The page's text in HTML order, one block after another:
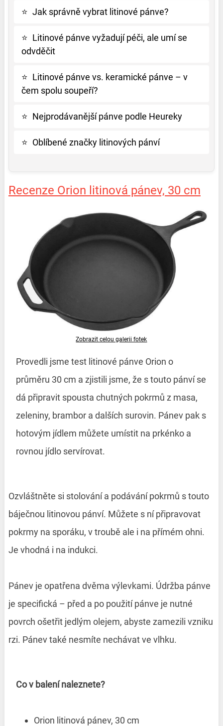
⭐ Jak správně vybrat litinové pánve?
⭐ Litinové pánve vyžadují péči, ale umí se
odvděčit
⭐ Litinové pánve vs. keramické pánve – v
čem spolu soupeří?
⭐ Nejprodávanější pánve podle Heureky
⭐ Oblíbené značky litinových pánví
Recenze Orion litinová pánev, 30 cm
Zobrazit celou galerii fotek
Provedli jsme test litinové pánve Orion o
průměru 30 cm a zjistili jsme, že s touto pánví se
dá připravit spousta chutných pokrmů z masa,
zeleniny, brambor a dalších surovin. Pánev pak s
hotovým jídlem můžete umístit na prkénko a
rovnou jídlo servírovat.
Ozvláštněte si stolování a podávání pokrmů s touto
báječnou litinovou pánví. Můžete s ní připravovat
pokrmy na sporáku, v troubě ale i na přímém ohni.
Je vhodná i na indukci.
Pánev je opatřena dvěma výlevkami. Údržba pánve
je specifická – před a po použití pánve je nutné
povrch ošetřit jedlým olejem, abyste zamezili vzniku
rzi. Pánev také nesmíte nechávat ve vlhku.
Co v balení naleznete?
Orion litinová pánev, 30 cm